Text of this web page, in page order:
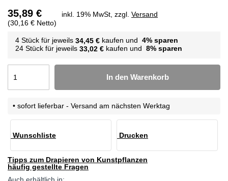
35,89 €
(30,16 € Netto)
inkl. 19% MwSt, zzgl. Versand
4 Stück für jeweils 34,45 € kaufen und 4% sparen
24 Stück für jeweils 33,02 € kaufen und 8% sparen
In den Warenkorb
•sofort lieferbar - Versand am nächsten Werktag
Wunschliste Drucken
Tipps zum Drapieren von Kunstpflanzen
häufig gestellte Fragen